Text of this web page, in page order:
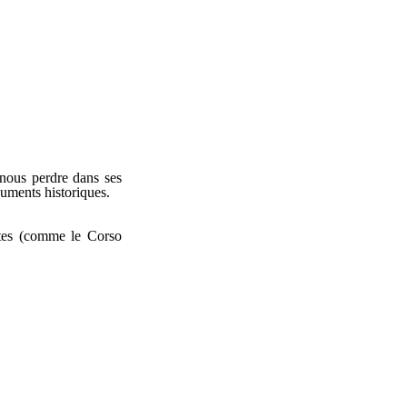
perdre dans ses
historiques.
(comme le Corso